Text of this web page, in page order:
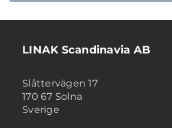
LINAK Scandinavia AB
Slåttervägen 17
170 67 Solna
Sverige